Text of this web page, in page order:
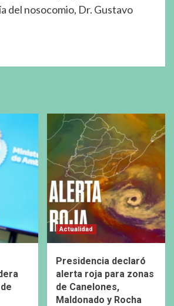
del nosocomio, Dr. Gustavo
Actualidad
Presidencia declaró
alerta roja para zonas
de Canelones,
Maldonado y Rocha